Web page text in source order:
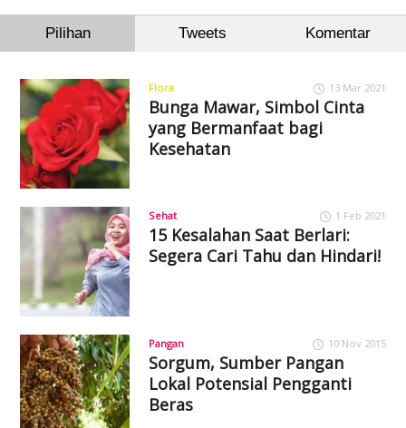
Pilihan Tweets Komentar
Flora 13 Mar 2021
Bunga Mawar, Simbol Cinta
yang Bermanfaat bagi
Kesehatan
Sehat 1 Feb 2021
15 Kesalahan Saat Berlari:
Segera Cari Tahu dan Hindari!
Pangan 10 Nov 2015
Sorgum, Sumber Pangan
Lokal Potensial Pengganti
Beras